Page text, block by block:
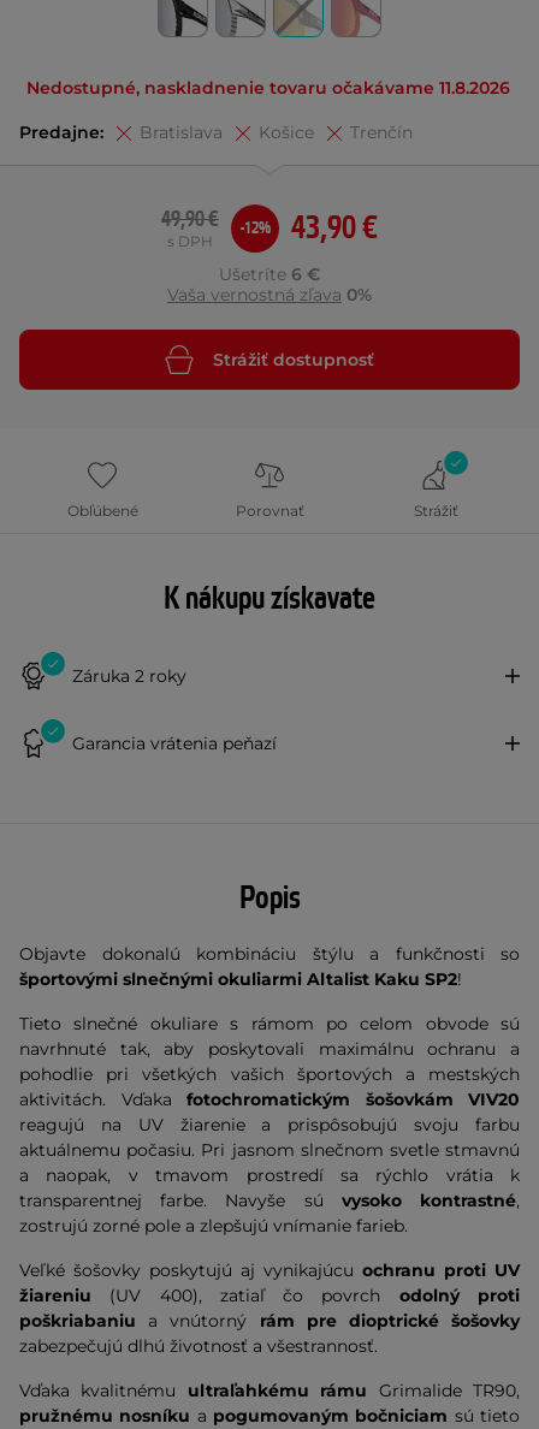
Nedostupné, naskladnenie tovaru očakávame 11.8.2026
Predajne: Bratislava Košice Trenčín
43,90 €
49,90 €
s DPH
-12%
Ušetríte 6 €
Vaša vernostná zľava 0%
Strážiť dostupnosť
Obľúbené Porovnať Strážiť
K nákupu získavate
Záruka 2 roky
Garancia vrátenia peňazí
Popis
Objavte dokonalú kombináciu štýlu a funkčnosti so
športovými slnečnými okuliarmi Altalist Kaku SP2!
Tieto slnečné okuliare s rámom po celom obvode sú
navrhnuté tak, aby poskytovali maximálnu ochranu a
pohodlie pri všetkých vašich športových a mestských
aktivitách. Vďaka fotochromatickým šošovkám VIV20
reagujú na UV žiarenie a prispôsobujú svoju farbu
aktuálnemu počasiu. Pri jasnom slnečnom svetle stmavnú
a naopak, v tmavom prostredí sa rýchlo vrátia k
transparentnej farbe. Navyše sú vysoko kontrastné,
zostrujú zorné pole a zlepšujú vnímanie farieb.
Veľké šošovky poskytujú aj vynikajúcu ochranu proti UV
žiareniu (UV 400), zatiaľ čo povrch odolný proti
poškriabaniu a vnútorný rám pre dioptrické šošovky
zabezpečujú dlhú životnosť a všestrannosť.
Vďaka kvalitnému ultraľahkému rámu Grimalide TR90,
pružnému nosníku a pogumovaným bočniciam sú tieto